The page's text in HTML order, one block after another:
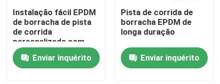
Para casa
Produtos
Vídeos
Instalação fácil EPDM
de borracha de pista
de corrida
personalizada com
flexibilidade UV
Enviar inquérito
Pista de corrida de
borracha EPDM de
longa duração
Enviar inquérito